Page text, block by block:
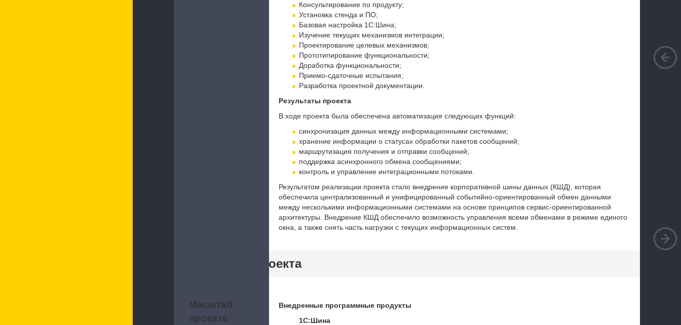
Консультирование по продукту;
Установка стенда и ПО;
Базовая настройка 1С:Шина;
Изучение текущих механизмов интеграции;
Проектирование целевых механизмов;
Прототипирование функциональности;
Доработка функциональности;
Приемо-сдаточные испытания;
Разработка проектной документации.
Результаты проекта
В ходе проекта была обеспечена автоматизация следующих функций:
синхронизация данных между информационными системами;
хранение информации о статусах обработки пакетов сообщений;
маршрутизация получения и отправки сообщений;
поддержка асинхронного обмена сообщениями;
контроль и управление интеграционными потоками.
Результатом реализации проекта стало внедрение корпоративной шины данных (КШД), которая
обеспечила централизованный и унифицированный событийно-ориентированный обмен данными
между несколькими информационными системами на основе принципов сервис-ориентированной
архитектуры.
Внедрение КШД обеспечило возможность управления всеми обменами в режиме единого
окна, а также снять часть нагрузки с текущих информационных систем.
Характеристики проекта
Масштаб
проекта
Внедренные программные продукты
1С:Шина